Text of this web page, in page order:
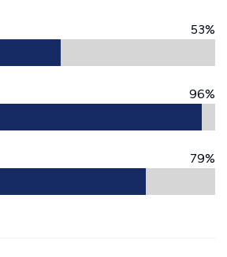
53%
96%
79%